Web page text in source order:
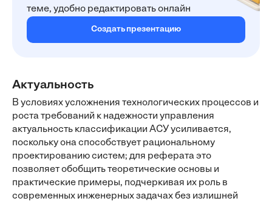
теме, удобно редактировать онлайн
Создать презентацию
Актуальность
В условиях усложнения технологических процессов и
роста требований к надежности управления
актуальность классификации АСУ усиливается,
поскольку она способствует рациональному
проектированию систем; для реферата это
позволяет обобщить теоретические основы и
практические примеры, подчеркивая их роль в
современных инженерных задачах без излишней